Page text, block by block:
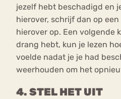
jezelf hebt beschadigd en
hierover, schrijf dan op
hierover op. Een volgende
drang hebt, kun je lezen
voelde nadat je je had
weerhouden om het
4. STEL HET UIT